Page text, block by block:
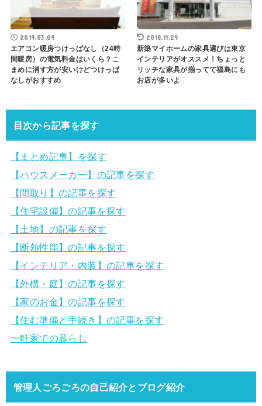
2019.03.09
エアコン暖房つけっぱなし（24時
間暖房）の電気料金はいくら？こ
まめに消す方が安いけどつけっぱ
なしがおすすめ
2018.11.29
新築マイホームの家具選びは東京
インテリアがオススメ！ちょっと
リッチな家具が揃ってて福島にも
お店が多いよ
目次から記事を探す
【まとめ記事】を探す
【ハウスメーカー】の記事を探す
【間取り】の記事を探す
【住宅設備】の記事を探す
【土地】の記事を探す
【断熱性能】の記事を探す
【インテリア・内装】の記事を探す
【外構・庭】の記事を探す
【家のお金】の記事を探す
【住む準備と手続き】の記事を探す
一軒家での暮らし
管理人ごろごろの自己紹介とブログ紹介